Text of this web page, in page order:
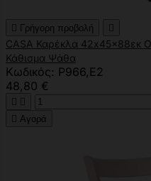
 Γρήγορη προβολή 
CASA Καρέκλα 42x45x88εκ
Κάθισμα Ψάθα
Κωδικός: Ρ966,Ε2
48,80 €
 
 Αγορά